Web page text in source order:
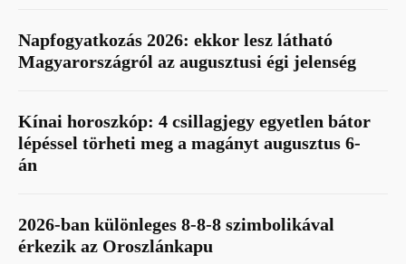
Napfogyatkozás 2026: ekkor lesz látható
Magyarországról az augusztusi égi jelenség
Kínai horoszkóp: 4 csillagjegy egyetlen bátor
lépéssel törheti meg a magányt augusztus 6-
án
2026-ban különleges 8-8-8 szimbolikával
érkezik az Oroszlánkapu